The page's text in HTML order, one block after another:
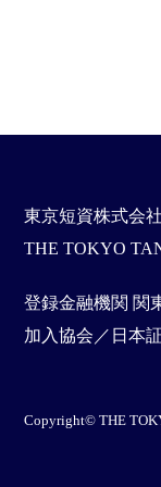
東京短資株式会社
THE TOKYO
登録金融機関 関
加入協会／日本
Copyright© THE